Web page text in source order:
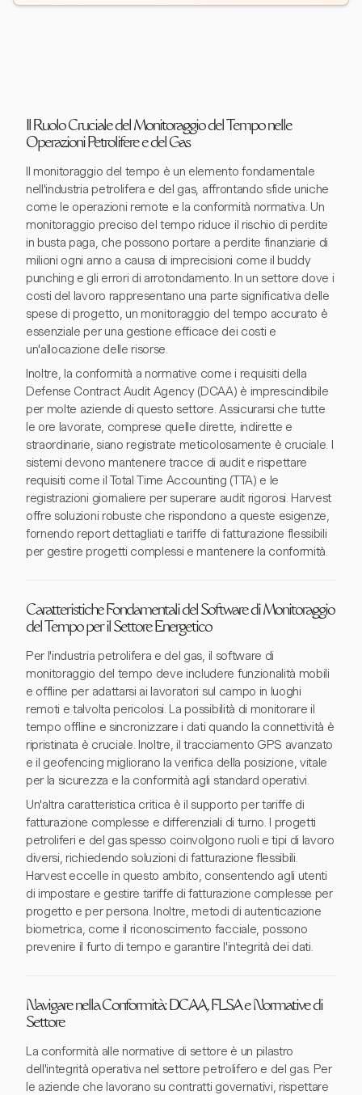
Il Ruolo Cruciale del Monitoraggio del Tempo nelle
Operazioni Petrolifere e del Gas
Il monitoraggio del tempo è un elemento fondamentale
nell'industria petrolifera e del gas, affrontando sfide uniche
come le operazioni remote e la conformità normativa. Un
monitoraggio preciso del tempo riduce il rischio di perdite
in busta paga, che possono portare a perdite finanziarie di
milioni ogni anno a causa di imprecisioni come il buddy
punching e gli errori di arrotondamento. In un settore dove i
costi del lavoro rappresentano una parte significativa delle
spese di progetto, un monitoraggio del tempo accurato è
essenziale per una gestione efficace dei costi e
un'allocazione delle risorse.
Inoltre, la conformità a normative come i requisiti della
Defense Contract Audit Agency (DCAA) è imprescindibile
per molte aziende di questo settore. Assicurarsi che tutte
le ore lavorate, comprese quelle dirette, indirette e
straordinarie, siano registrate meticolosamente è cruciale. I
sistemi devono mantenere tracce di audit e rispettare
requisiti come il Total Time Accounting (TTA) e le
registrazioni giornaliere per superare audit rigorosi. Harvest
offre soluzioni robuste che rispondono a queste esigenze,
fornendo report dettagliati e tariffe di fatturazione flessibili
per gestire progetti complessi e mantenere la conformità.
Caratteristiche Fondamentali del Software di Monitoraggio
del Tempo per il Settore Energetico
Per l'industria petrolifera e del gas, il software di
monitoraggio del tempo deve includere funzionalità mobili
e offline per adattarsi ai lavoratori sul campo in luoghi
remoti e talvolta pericolosi. La possibilità di monitorare il
tempo offline e sincronizzare i dati quando la connettività è
ripristinata è cruciale. Inoltre, il tracciamento GPS avanzato
e il geofencing migliorano la verifica della posizione, vitale
per la sicurezza e la conformità agli standard operativi.
Un'altra caratteristica critica è il supporto per tariffe di
fatturazione complesse e differenziali di turno. I progetti
petroliferi e del gas spesso coinvolgono ruoli e tipi di lavoro
diversi, richiedendo soluzioni di fatturazione flessibili.
Harvest eccelle in questo ambito, consentendo agli utenti
di impostare e gestire tariffe di fatturazione complesse per
progetto e per persona. Inoltre, metodi di autenticazione
biometrica, come il riconoscimento facciale, possono
prevenire il furto di tempo e garantire l'integrità dei dati.
Navigare nella Conformità: DCAA, FLSA e Normative di
Settore
La conformità alle normative di settore è un pilastro
dell'integrità operativa nel settore petrolifero e del gas. Per
le aziende che lavorano su contratti governativi, rispettare